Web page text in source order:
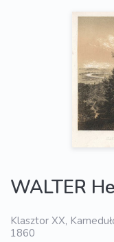
WALTER
Klasztor XX,
1860